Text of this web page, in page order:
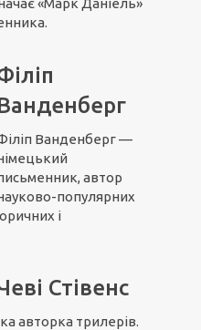
«Марк Даніель»
Ванденберг —
автор
популярних
і
Стівенс
авторка трилерів.